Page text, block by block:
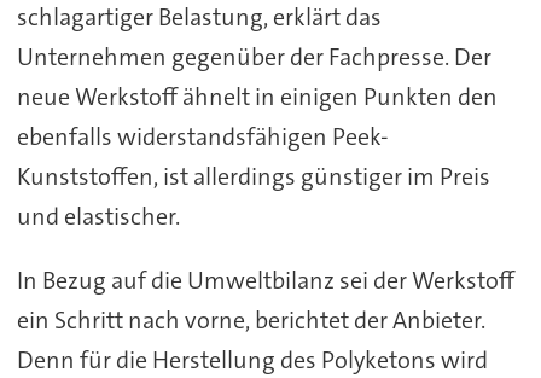
schlagartiger Belastung, erklärt das
Unternehmen gegenüber der Fachpresse. Der
neue Werkstoff ähnelt in einigen Punkten den
ebenfalls widerstandsfähigen Peek-
Kunststoffen, ist allerdings günstiger im Preis
und elastischer.
In Bezug auf die Umweltbilanz sei der Werkstoff
ein Schritt nach vorne, berichtet der Anbieter.
Denn für die Herstellung des Polyketons wird